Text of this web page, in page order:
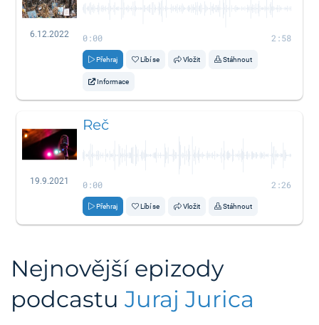
6.12.2022 0:00 2:58
Přehraj Líbí se Vložit Stáhnout
Informace
19.9.2021
Reč
0:00 2:26
Přehraj Líbí se Vložit Stáhnout
Nejnovější epizody
podcastu Juraj Jurica